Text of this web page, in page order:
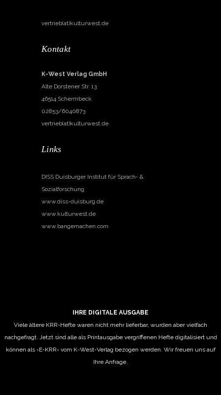
vertrieb(at)kulturwest.de
Kontakt
K-West Verlag GmbH
Alte Dorstener Str. 13
46514 Schermbeck
02853/6040873
vertrieb(at)kulturwest.de
Links
DISS Duisburger Institut für Sprach- &
Sozialforschung
www.diss-duisburg.de
www.kulturwest.de
www.bangemachen.com
IHRE DIGITALE AUSGABE
Viele ältere KRR-Hefte waren nicht mehr lieferbar, wurden aber vielfach
nachgefragt. Jetzt sind alle als Printausgabe vergriffenen Hefte digitalisiert und
können als ›E-KRR‹ vom K-West-Verlag bezogen werden. Wir freuen uns auf
Ihre Anfrage.